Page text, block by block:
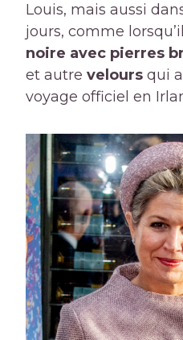
Louis, mais aussi
jours, comme
noire avec pierres
et autre velours qui
voyage officiel en